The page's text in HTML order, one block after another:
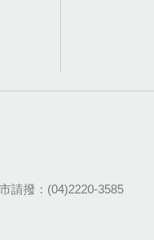
請撥：(04)2220-3585